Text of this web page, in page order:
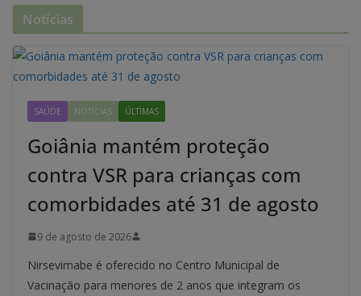
Notícias
SAÚDE NOTÍCIAS ÚLTIMAS
Goiânia mantém proteção
contra VSR para crianças com
comorbidades até 31 de agosto
9 de agosto de 2026
Nirsevimabe é oferecido no Centro Municipal de
Vacinação para menores de 2 anos que integram os